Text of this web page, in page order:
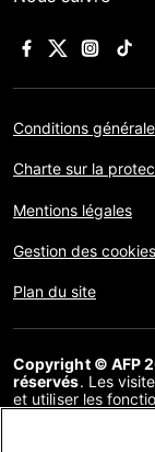
Conditions
Charte sur la
Mentions légales
Gestion des cookies
Plan du site
Copyright © AFP
réservés. Les
et utiliser les
communication